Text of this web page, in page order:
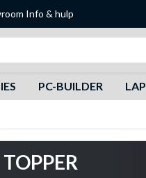
Info & hulp
PC-BUILDER
TOPPER